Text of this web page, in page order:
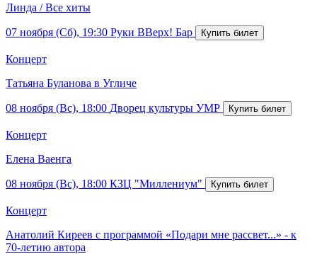
Линда / Все хиты
07 ноября (Сб), 19:30 Руки ВВерх! Бар
Концерт
Татьяна Буланова в Угличе
08 ноября (Вс), 18:00 Дворец культуры УМР
Концерт
Елена Ваенга
08 ноября (Вс), 18:00 КЗЦ "Миллениум"
Концерт
Анатолий Киреев с программой «Подари мне рассвет...» - к
70-летию автора